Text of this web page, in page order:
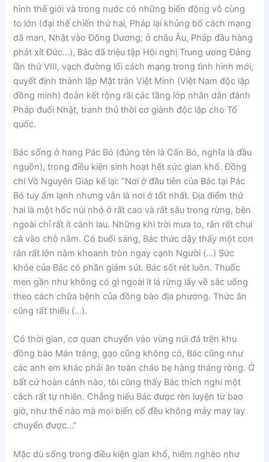
hình thế giới và trong nước có những biến động vô cùng
to lớn (đại thế chiến thứ hai, Pháp lại khủng bố cách mạng
dã man, Nhật vào Đông Dương; ở châu Âu, Pháp đầu hàng
phát xít Đức…), Bác đã triệu tập Hội nghị Trung ương Đảng
lần thứ VIII, vạch đường lối cách mạng trong tình hình mới,
quyết định thành lập Mặt trận Việt Minh (Việt Nam độc lập
đồng minh) đoàn kết rộng rãi các tầng lớp nhân dân đánh
Pháp đuổi Nhật, tranh thủ thời cơ giành độc lập cho Tổ
quốc.
Bác sống ở hang Pác Bó (đúng tên là Cấn Bó, nghĩa là đầu
nguồn), trong điều kiện sinh hoạt hết sức gian khổ. Đồng
chí Võ Nguyên Giáp kể lại: “Nơi ở đầu tiên của Bác tại Pác
Bó tuy ẩm lạnh nhưng vẫn là nơi ở tốt nhất. Địa điểm thứ
hai là một hốc núi nhỏ ở rất cao và rất sâu trong rừng, bên
ngoài chỉ rất ít cành lau. Những khi trời mưa to, rắn rết chui
cả vào chỗ nằm. Có buổi sáng, Bác thức dậy thấy một con
rắn rất lớn nằm khoanh tròn ngay cạnh Người (…) Sức
khỏe của Bác có phần giảm sút. Bác sốt rét luôn. Thuốc
men gần như không có gì ngoài ít lá rừng lấy về sắc uống
theo cách chữa bệnh của đồng bào địa phương. Thức ăn
cũng rất thiếu (…).
Có thời gian, cơ quan chuyển vào vùng núi đá trên khu
đồng bào Mán trắng, gạo cũng không có, Bác cũng như
các anh em khác phải ăn toàn cháo bẹ hàng tháng ròng. Ở
bất cứ hoàn cảnh nào, tôi cũng thấy Bác thích nghi một
cách rất tự nhiên. Chẳng hiểu Bác được rèn luyện từ bao
giờ, như thế nào mà mọi biến cố đều không mảy may lay
chuyển được…”
Mặc dù sống trong điều kiện gian khổ, hiểm nghèo như